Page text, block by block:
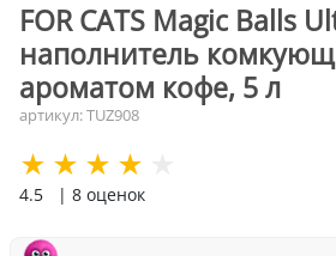
FOR CATS Magic Balls
наполнитель
ароматом кофе, 5 л
артикул: TUZ908
4.5 | 8 оценок